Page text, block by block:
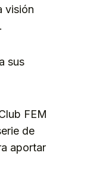
visión
sus
FEM
de
aportar